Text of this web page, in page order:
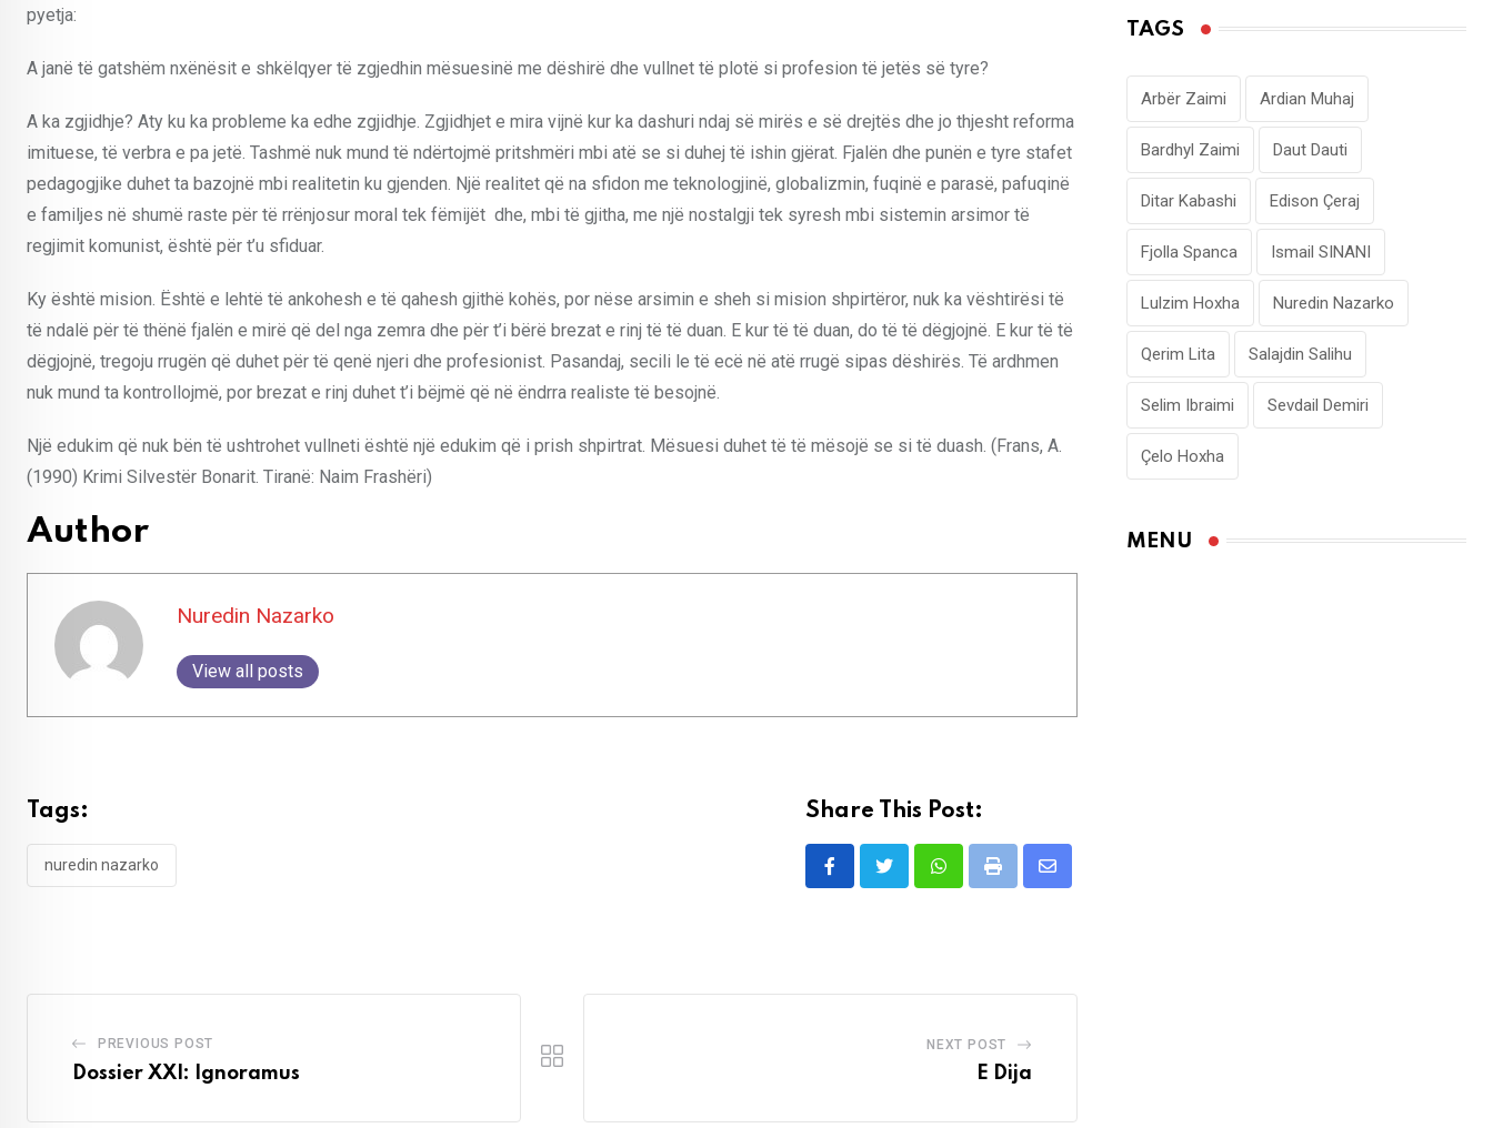
pyetja:
A janë të gatshëm nxënësit e shkëlqyer të zgjedhin mësuesinë me dëshirë dhe vullnet të plotë si profesion të jetës së tyre?
A ka zgjidhje? Aty ku ka probleme ka edhe zgjidhje. Zgjidhjet e mira vijnë kur ka dashuri ndaj së mirës e së drejtës dhe jo thjesht reforma
imituese, të verbra e pa jetë. Tashmë nuk mund të ndërtojmë pritshmëri mbi atë se si duhej të ishin gjërat. Fjalën dhe punën e tyre stafet
pedagogjike duhet ta bazojnë mbi realitetin ku gjenden. Një realitet që na sfidon me teknologjinë, globalizmin, fuqinë e parasë, pafuqinë
e familjes në shumë raste për të rrënjosur moral tek fëmijët dhe, mbi të gjitha, me një nostalgji tek syresh mbi sistemin arsimor të
regjimit komunist, është për t’u sfiduar.
Ky është mision. Është e lehtë të ankohesh e të qahesh gjithë kohës, por nëse arsimin e sheh si mision shpirtëror, nuk ka vështirësi të
të ndalë për të thënë fjalën e mirë që del nga zemra dhe për t’i bërë brezat e rinj të të duan. E kur të të duan, do të të dëgjojnë. E kur të të
dëgjojnë, tregoju rrugën që duhet për të qenë njeri dhe profesionist. Pasandaj, secili le të ecë në atë rrugë sipas dëshirës. Të ardhmen
nuk mund ta kontrollojmë, por brezat e rinj duhet t’i bëjmë që në ëndrra realiste të besojnë.
Një edukim që nuk bën të ushtrohet vullneti është një edukim që i prish shpirtrat. Mësuesi duhet të të mësojë se si të duash. (Frans, A.
(1990) Krimi Silvestër Bonarit. Tiranë: Naim Frashëri)
Author
Nuredin Nazarko
View all posts
Tags:
nuredin nazarko
Share This Post:
WhatsappPrint
Share
PREVIOUS POST
Dossier XXI: Ignoramus
NEXT POST
E Dija
TAGS
Arbër Zaimi Ardian Muhaj
Bardhyl Zaimi Daut Dauti
Ditar Kabashi Edison Çeraj
Fjolla Spanca Ismail SINANI
Lulzim Hoxha Nuredin Nazarko
Qerim Lita Salajdin Salihu
Selim Ibraimi Sevdail Demiri
Çelo Hoxha
MENU